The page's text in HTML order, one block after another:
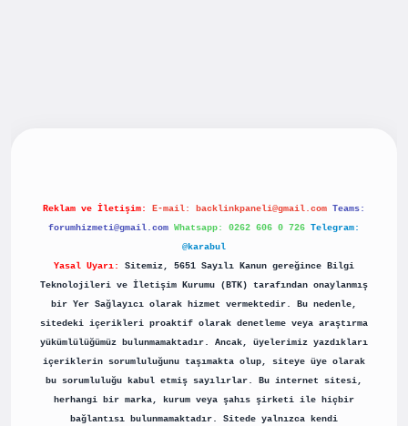
Reklam ve İletişim: E-mail: backlinkpaneli@gmail.com Teams:
forumhizmeti@gmail.com Whatsapp: 0262 606 0 726 Telegram:
@karabul
Yasal Uyarı:
Sitemiz, 5651 Sayılı Kanun gereğince Bilgi
Teknolojileri ve İletişim Kurumu (BTK) tarafından onaylanmış
bir Yer Sağlayıcı olarak hizmet vermektedir. Bu nedenle,
sitedeki içerikleri proaktif olarak denetleme veya araştırma
yükümlülüğümüz bulunmamaktadır. Ancak, üyelerimiz yazdıkları
içeriklerin sorumluluğunu taşımakta olup, siteye üye olarak
bu sorumluluğu kabul etmiş sayılırlar. Bu internet sitesi,
herhangi bir marka, kurum veya şahıs şirketi ile hiçbir
bağlantısı bulunmamaktadır. Sitede yalnızca kendi